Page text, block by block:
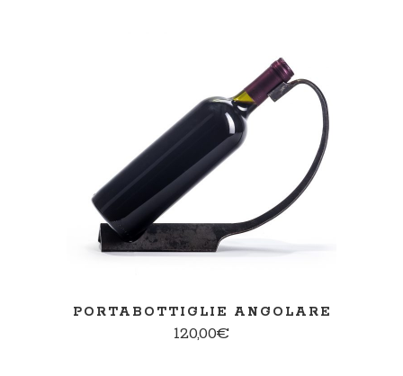
AGGIUNGI AL CARRELLO
PORTABOTTIGLIE ANGOLARE
120,00€